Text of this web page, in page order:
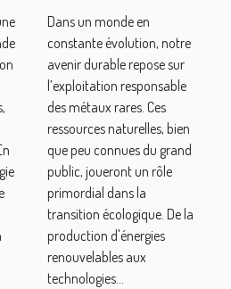
Dans un monde en
constante évolution, notre
avenir durable repose sur
l’exploitation responsable
des métaux rares. Ces
ressources naturelles, bien
que peu connues du grand
public, joueront un rôle
primordial dans la
transition écologique. De la
production d'énergies
renouvelables aux
technologies...